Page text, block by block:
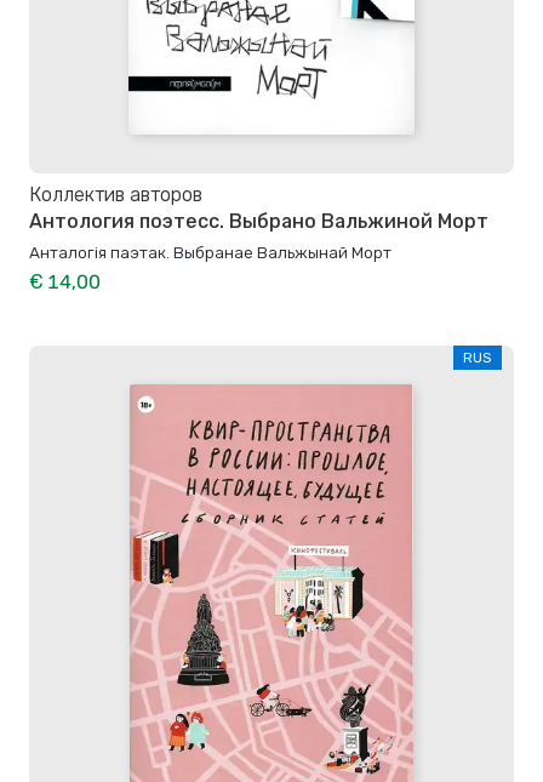
Коллектив авторов
Антология поэтесс. Выбрано Вальжиной Морт
Анталогія паэтак. Выбранае Вальжынай Морт
€ 14,00
RUS